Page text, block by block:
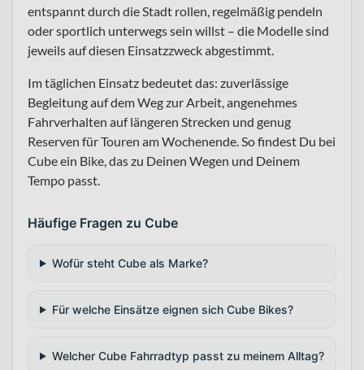
entspannt durch die Stadt rollen, regelmäßig pendeln
oder sportlich unterwegs sein willst – die Modelle sind
jeweils auf diesen Einsatzzweck abgestimmt.
Im täglichen Einsatz bedeutet das: zuverlässige
Begleitung auf dem Weg zur Arbeit, angenehmes
Fahrverhalten auf längeren Strecken und genug
Reserven für Touren am Wochenende. So findest Du bei
Cube ein Bike, das zu Deinen Wegen und Deinem
Tempo passt.
Häufige Fragen zu Cube
Wofür steht Cube als Marke?
Für welche Einsätze eignen sich Cube Bikes?
Welcher Cube Fahrradtyp passt zu meinem Alltag?